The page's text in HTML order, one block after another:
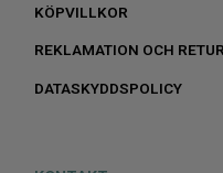
KÖPVILLKOR
REKLAMATION OCH RETUR
DATASKYDDSPOLICY